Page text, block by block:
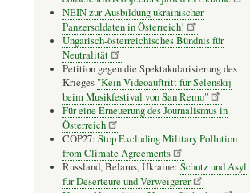
NEIN zur Ausbildung ukrainischer
Panzersoldaten in Österreich!
Ungarisch-österreichisches Bündnis für
Neutralität
Petition gegen die Spektakularisierung des
Krieges "Kein Videoauftritt für Selenskij
beim Musikfestival von San Remo"
Für eine Erneuerung des Journalismus in
Österreich
COP27: Stop Excluding Military Pollution
from Climate Agreements
Russland, Belarus, Ukraine: Schutz und Asyl
für Deserteure und Verweigerer